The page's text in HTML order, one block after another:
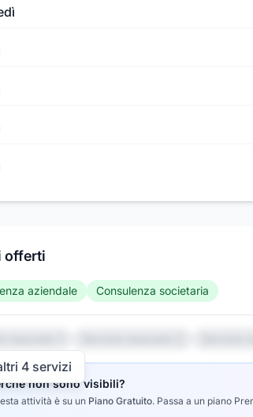
offerti
aziendale Consulenza societaria
4 servizi
non sono visibili?
attività è su un Piano Gratuito. Passa a un piano